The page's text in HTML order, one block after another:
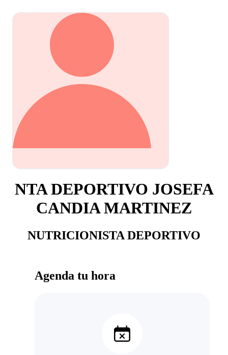
NTA DEPORTIVO JOSEFA
CANDIA MARTINEZ
NUTRICIONISTA DEPORTIVO
Agenda tu hora